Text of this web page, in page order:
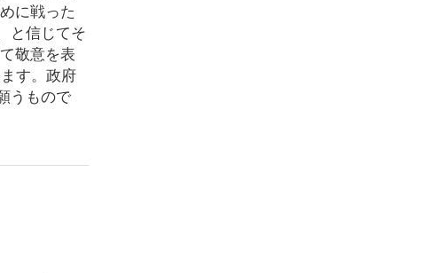
に戦った
と信じてそ
敬意を表
す。政府
うもので